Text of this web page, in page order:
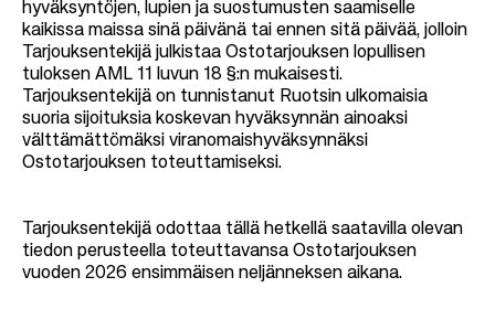
hyväksyntöjen, lupien ja suostumusten saamiselle
kaikissa maissa sinä päivänä tai ennen sitä päivää, jolloin
Tarjouksentekijä julkistaa Ostotarjouksen lopullisen
tuloksen AML 11 luvun 18 §:n mukaisesti.
Tarjouksentekijä on tunnistanut Ruotsin ulkomaisia
suoria sijoituksia koskevan hyväksynnän ainoaksi
välttämättömäksi viranomaishyväksynnäksi
Ostotarjouksen toteuttamiseksi.
Tarjouksentekijä odottaa tällä hetkellä saatavilla olevan
tiedon perusteella toteuttavansa Ostotarjouksen
vuoden 2026 ensimmäisen neljänneksen aikana.